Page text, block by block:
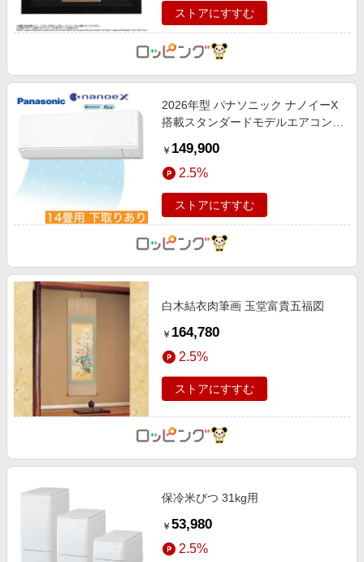
ストアにすすむ
2026年型 パナソニック ナノイーX
搭載スタンダードモデルエアコン
14畳用 下取りあり
￥ 149,900
2.5%
ストアにすすむ
白木結衣肉筆画 玉堂富貴五福図
￥ 164,780
2.5%
ストアにすすむ
保冷米びつ 31kg用
￥ 53,980
2.5%